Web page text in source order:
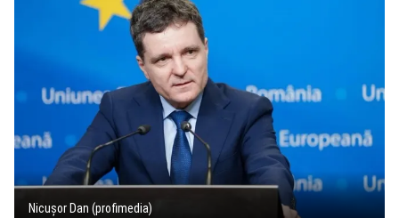
Nicușor Dan (profimedia)